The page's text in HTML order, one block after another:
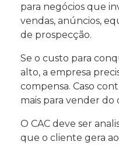
para negócios que
vendas, anúncios,
de prospecção.
Se o custo para
alto, a empresa
compensa. Caso
mais para vender do
O CAC deve ser
que o cliente gera